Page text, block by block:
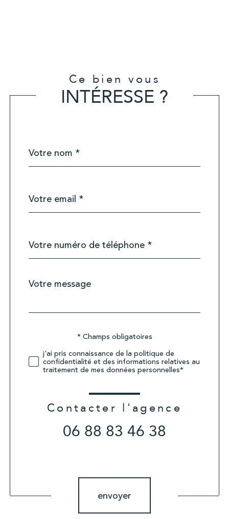
Ce bien vous
INTÉRESSE ?
par
*
*
*
Fieldset
défaut
Message
*
Validation* Champs obligatoires
j'ai pris connaissance de la politique de
confidentialité et des informations relatives au
traitement de mes données personnelles*
Contacter l'agence
06 88 83 46 38
envoyer